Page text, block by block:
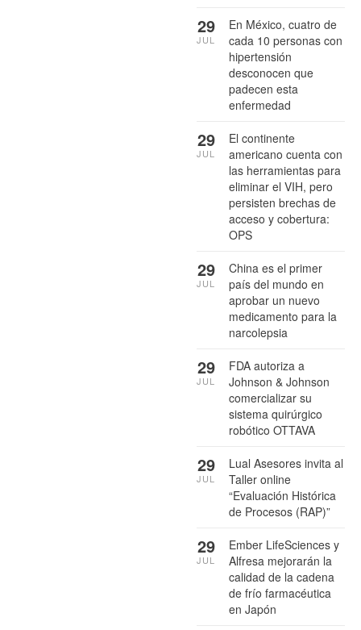
En México, cuatro de
cada 10 personas con
hipertensión
desconocen que
padecen esta
enfermedad
29
JUL
El continente
americano cuenta con
las herramientas para
eliminar el VIH, pero
persisten brechas de
acceso y cobertura:
OPS
29
JUL
China es el primer
país del mundo en
aprobar un nuevo
medicamento para la
narcolepsia
29
JUL
FDA autoriza a
Johnson & Johnson
comercializar su
sistema quirúrgico
robótico OTTAVA
29
JUL
Lual Asesores invita al
Taller online
“Evaluación Histórica
de Procesos (RAP)”
29
JUL
Ember LifeSciences y
Alfresa mejorarán la
calidad de la cadena
de frío farmacéutica
en Japón
29
JUL